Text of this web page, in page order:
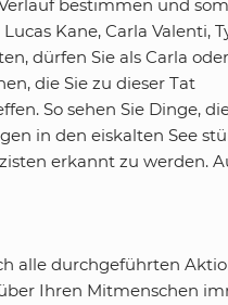
bestimmen und
Kane, Carla Valenti,
dürfen Sie als Carla oder
die Sie zu dieser Tat
So sehen Sie Dinge,
in den eiskalten See
erkannt zu werden.
alle durchgeführten
Ihren Mitmenschen